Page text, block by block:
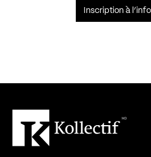
Inscription à